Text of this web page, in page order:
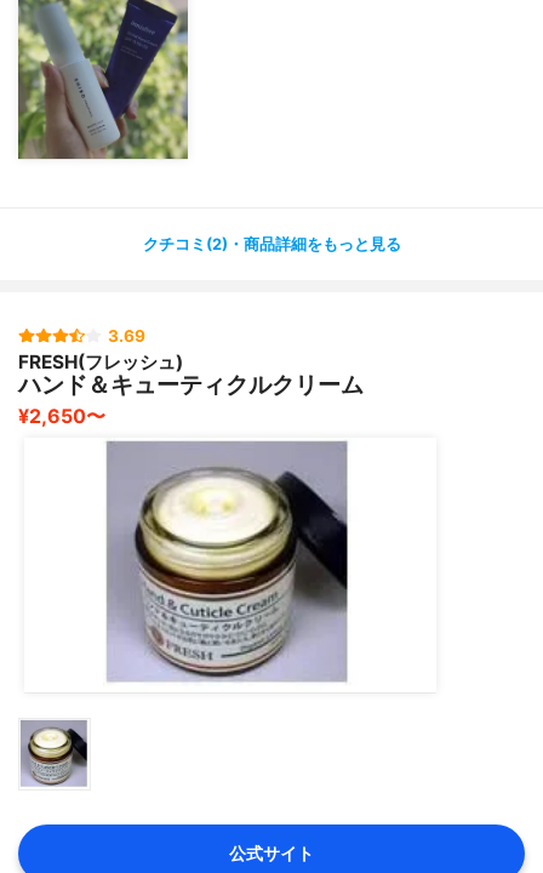
SPF15/PA+
クチコミ(2)・商品詳細をもっと見る
3.69
FRESH(フレッシュ)
ハンド＆キューティクルクリーム
¥2,650〜
公式サイト